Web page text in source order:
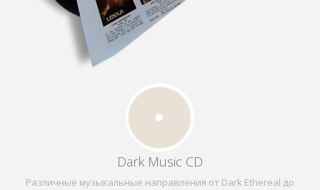
Dark Music CD
Различные музыкальные направления от Dark Ethereal до